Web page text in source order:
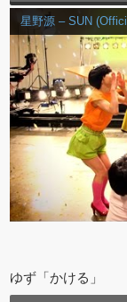
星野源 – SUN
ゆず「かける」